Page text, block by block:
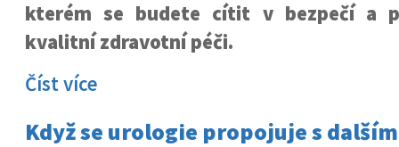
kterém se budete cítit v bezpečí a
kvalitní zdravotní péči.
Číst více
Když se urologie propojuje s